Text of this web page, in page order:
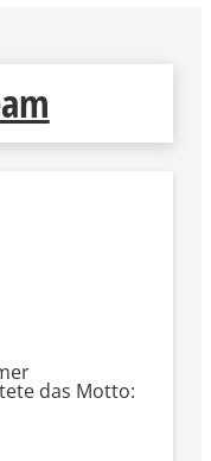
das Motto: